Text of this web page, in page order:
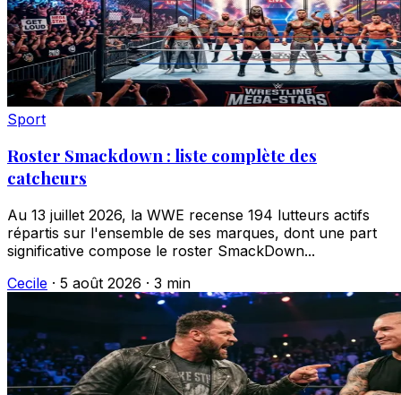
Sport
Roster Smackdown : liste complète des
catcheurs
Au 13 juillet 2026, la WWE recense 194 lutteurs actifs
répartis sur l'ensemble de ses marques, dont une part
significative compose le roster SmackDown...
Cecile · 5 août 2026 · 3 min